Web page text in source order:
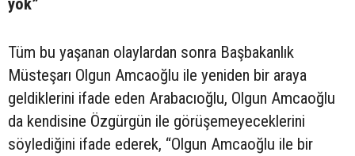
Tüm bu yaşanan olaylardan sonra Başbakanlık
Müsteşarı Olgun Amcaoğlu ile yeniden bir araya
geldiklerini ifade eden Arabacıoğlu, Olgun Amcaoğlu
da kendisine Özgürgün ile görüşemeyeceklerini
söylediğini ifade ederek, “Olgun Amcaoğlu ile bir